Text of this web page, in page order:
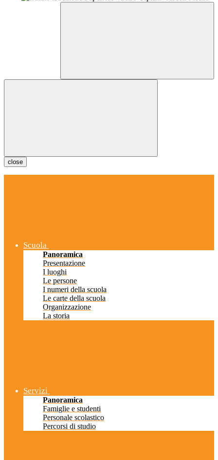
close
Scuola
Panoramica
Presentazione
I luoghi
Le persone
I numeri della scuola
Le carte della scuola
Organizzazione
La storia
Servizi
Panoramica
Famiglie e studenti
Personale scolastico
Percorsi di studio